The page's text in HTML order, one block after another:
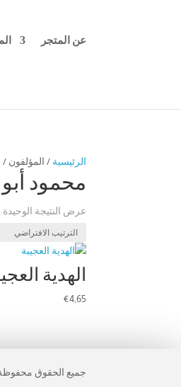
عن المتجر
الرئيسية / المؤلفون /
محمود
عرض النتيجة الوحيدة
الهدية
€4,65
جميع الحقوق محفوظة @